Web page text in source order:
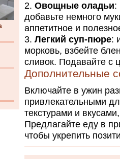
Овощные оладьи:
добавьте немного
аппетитное и
Легкий суп-пюре:
морковь, взбейте
сливок. Подавайте с
Дополнительные
Включайте в ужин
привлекательными
текстурами и
Предлагайте еду в
чтобы укрепить